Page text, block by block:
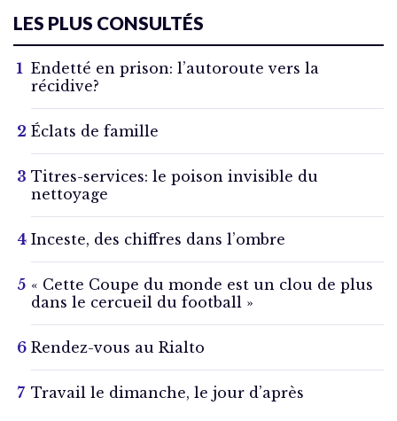
LES PLUS CONSULTÉS
Endetté en prison: l’autoroute vers la
récidive?
Éclats de famille
Titres-services: le poison invisible du
nettoyage
Inceste, des chiffres dans l’ombre
« Cette Coupe du monde est un clou de plus
dans le cercueil du football »
Rendez-vous au Rialto
Travail le dimanche, le jour d’après